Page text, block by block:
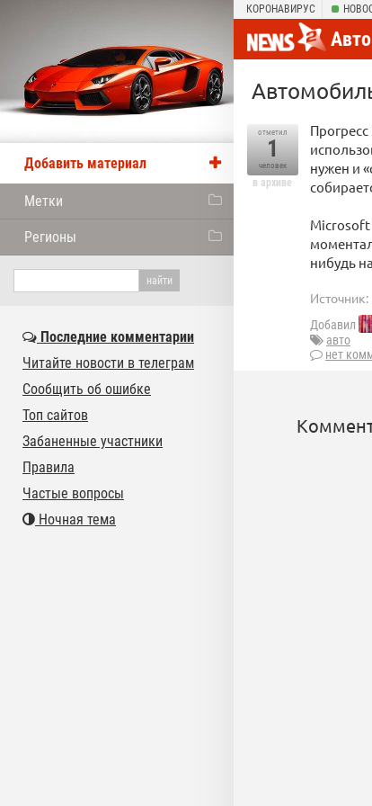
КОРОНАВИРУС
Авто
отметил
1
человек
в архиве
нужен и
Microsoft
нибудь
Источник:
Добавил
авто
нет
Добавить материал
Метки
Регионы
Последние комментарии
Читайте новости в телеграм
Сообщить об ошибке
Топ сайтов
Забаненные участники
Правила
Частые вопросы
Ночная тема